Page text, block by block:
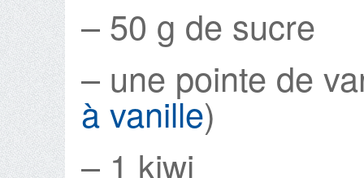
– 50 g de sucre
– une pointe de
à vanille)
– 1 kiwi